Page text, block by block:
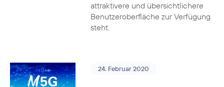
attraktivere und übersichtlichere
Benutzeroberfläche zur Verfügung
steht.
24. Februar 2020